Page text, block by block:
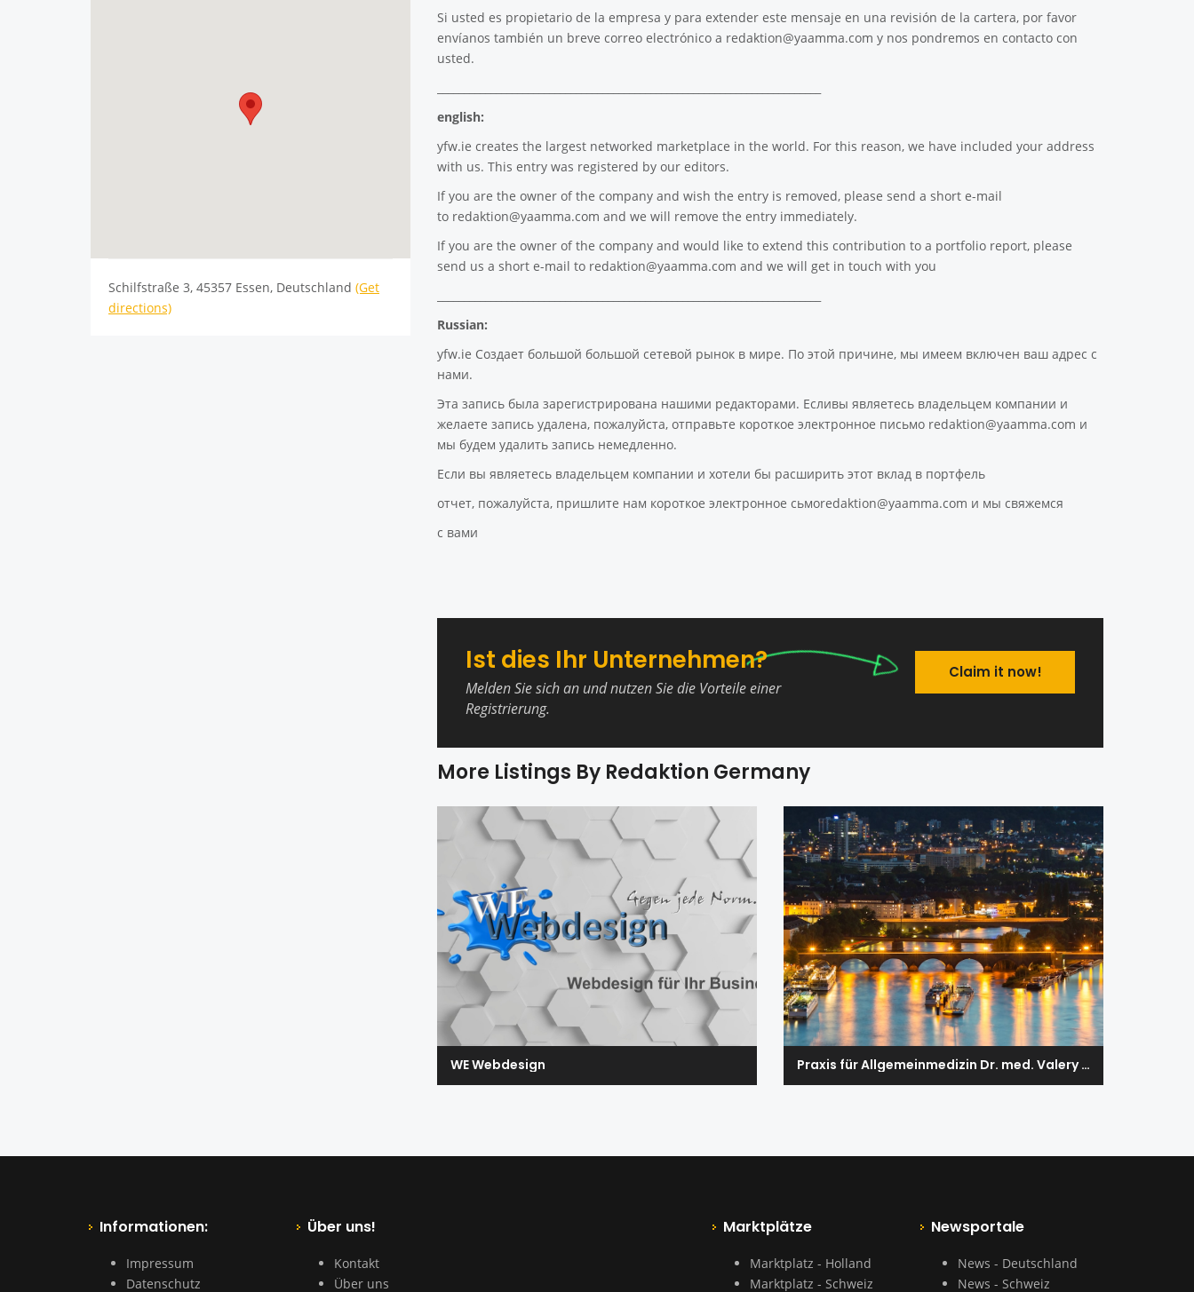
Si usted es propietario de la empresa y para extender este mensaje en una revisión de la cartera, por favor
envíanos también un breve correo electrónico a redaktion@yaamma.com y nos pondremos en contacto con
usted.
english:
yfw.ie creates the largest networked marketplace in the world. For this reason, we have included your address
with us. This entry was registered by our editors.
If you are the owner of the company and wish the entry is removed, please send a short e-mail
to redaktion@yaamma.com and we will remove the entry immediately.
If you are the owner of the company and would like to extend this contribution to a portfolio report, please
send us a short e-mail to redaktion@yaamma.com and we will get in touch with you
Russian:
yfw.ie Создает большой большой сетевой рынок в мире. По этой причине, мы имеем включен ваш адрес с
нами.
Эта запись была зарегистрирована нашими редакторами. Есливы являетесь владельцем компании и
желаете запись удалена, пожалуйста, отправьте короткое электронное письмо redaktion@yaamma.com и
мы будем удалить запись немедленно.
Если вы являетесь владельцем компании и хотели бы расширить этот вклад в портфель
отчет, пожалуйста, пришлите нам короткое электронное сьмоredaktion@yaamma.com и мы свяжемся
с вами
Ist dies Ihr Unternehmen?
Melden Sie sich an und nutzen Sie die Vorteile einer
Registrierung.
Claim it now!
More Listings By Redaktion Germany
WE Webdesign Praxis für Allgemeinmedizin Dr. med. Valery Erschoff
Schilfstraße 3, 45357 Essen, Deutschland (Get
directions)
Informationen:
Impressum
Datenschutz
Über uns!
Kontakt
Über uns
Marktplätze
Marktplatz - Holland
Marktplatz - Schweiz
Newsportale
News - Deutschland
News - Schweiz